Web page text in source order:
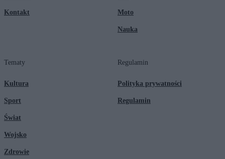
Kontakt Moto
Nauka
Tematy
Kultura
Sport
Świat
Wojsko
Zdrowie
Regulamin
Polityka prywatności
Regulamin